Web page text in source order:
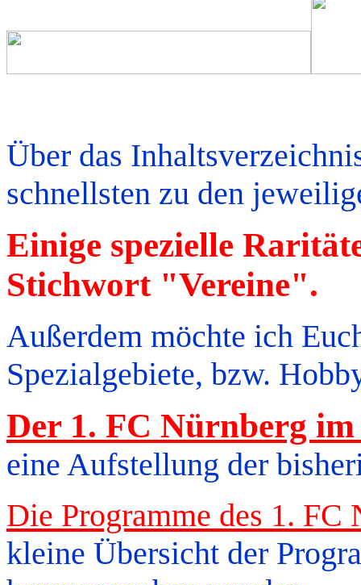
Über das
schnellsten zu den
Einige spezielle
Stichwort "Vereine".
Außerdem möchte ich
Spezialgebiete, bzw.
Der 1. FC Nürnberg
eine Aufstellung der
Die Programme des 1. FC
kleine Übersicht der